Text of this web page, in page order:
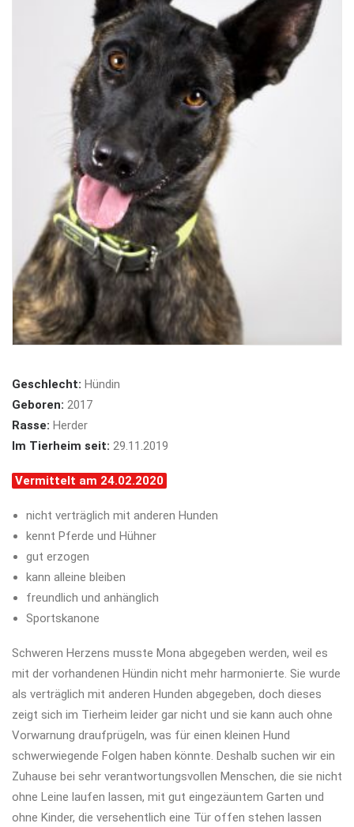
Geschlecht: Hündin
Geboren: 2017
Rasse: Herder
Im Tierheim seit: 29.11.2019
Vermittelt am 24.02.2020
nicht verträglich mit anderen Hunden
kennt Pferde und Hühner
gut erzogen
kann alleine bleiben
freundlich und anhänglich
Sportskanone
Schweren Herzens musste Mona abgegeben werden, weil es
mit der vorhandenen Hündin nicht mehr harmonierte. Sie wurde
als verträglich mit anderen Hunden abgegeben, doch dieses
zeigt sich im Tierheim leider gar nicht und sie kann auch ohne
Vorwarnung draufprügeln, was für einen kleinen Hund
schwerwiegende Folgen haben könnte. Deshalb suchen wir ein
Zuhause bei sehr verantwortungsvollen Menschen, die sie nicht
ohne Leine laufen lassen, mit gut eingezäuntem Garten und
ohne Kinder, die versehentlich eine Tür offen stehen lassen